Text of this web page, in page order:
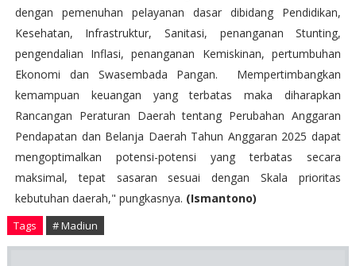
dengan pemenuhan pelayanan dasar dibidang Pendidikan,
Kesehatan, Infrastruktur, Sanitasi, penanganan Stunting,
pengendalian Inflasi, penanganan Kemiskinan, pertumbuhan
Ekonomi dan Swasembada Pangan. Mempertimbangkan
kemampuan keuangan yang terbatas maka diharapkan
Rancangan Peraturan Daerah tentang Perubahan Anggaran
Pendapatan dan Belanja Daerah Tahun Anggaran 2025 dapat
mengoptimalkan potensi-potensi yang terbatas secara
maksimal, tepat sasaran sesuai dengan Skala prioritas
kebutuhan daerah," pungkasnya. (Ismantono)
Tags # Madiun